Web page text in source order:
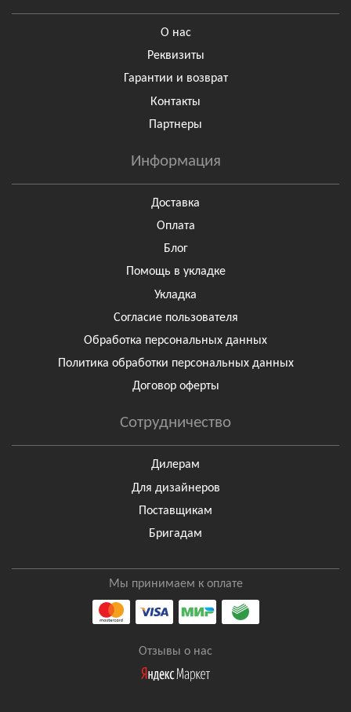
О нас
Реквизиты
Гарантии и возврат
Контакты
Партнеры
Информация
Доставка
Оплата
Блог
Помощь в укладке
Укладка
Согласие пользователя
Обработка персональных данных
Политика обработки персональных данных
Договор оферты
Сотрудничество
Дилерам
Для дизайнеров
Поставщикам
Бригадам
Мы принимаем к оплате
Отзывы о нас